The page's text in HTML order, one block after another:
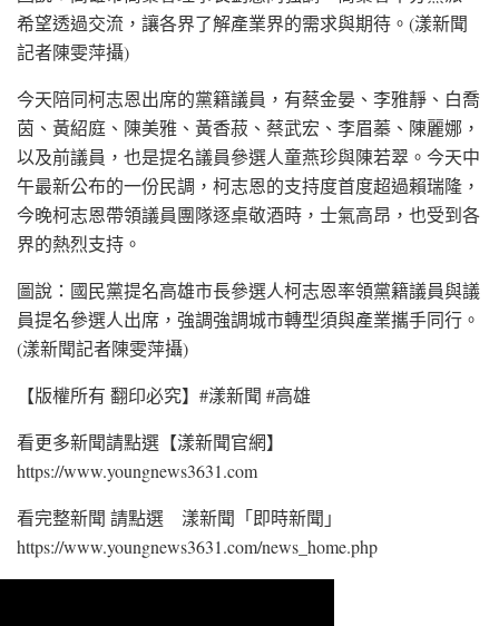
希望透過交流，讓各界了解產業界的需求與期待。(漾新聞
記者陳雯萍攝)
今天陪同柯志恩出席的黨籍議員，有蔡金晏、李雅靜、白喬
茵、黃紹庭、陳美雅、黃香菽、蔡武宏、李眉蓁、陳麗娜，
以及前議員，也是提名議員參選人童燕珍與陳若翠。今天中
午最新公布的一份民調，柯志恩的支持度首度超過賴瑞隆，
今晚柯志恩帶領議員團隊逐桌敬酒時，士氣高昂，也受到各
界的熱烈支持。
圖說：國民黨提名高雄市長參選人柯志恩率領黨籍議員與議
員提名參選人出席，強調強調城市轉型須與產業攜手同行。
(漾新聞記者陳雯萍攝)
【版權所有 翻印必究】#漾新聞 #高雄
看更多新聞請點選【漾新聞官網】
https://www.youngnews3631.com
看完整新聞 請點選 漾新聞「即時新聞」
https://www.youngnews3631.com/news_home.php